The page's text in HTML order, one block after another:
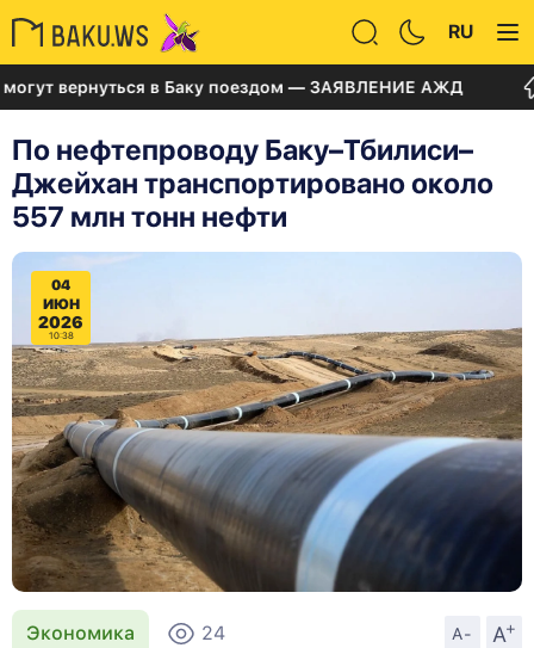
RU
в Баку поездом — ЗАЯВЛЕНИЕ АЖД Суд
По нефтепроводу Баку–Тбилиси–
Джейхан транспортировано около
557 млн тонн нефти
04
ИЮН
2026
10:38
Экономика 24 A- A
+